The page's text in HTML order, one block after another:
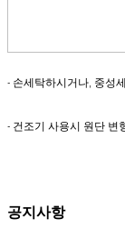
- 손세탁하시거나, 중성
- 건조기 사용시 원단 변
공지사항